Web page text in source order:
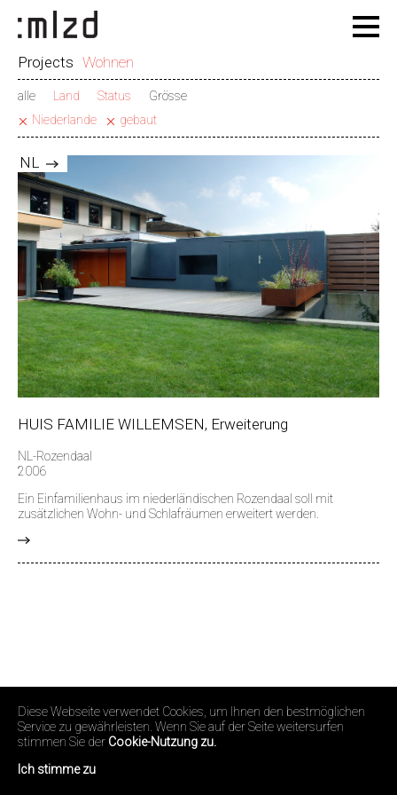
Projects Wohnen
alle Land Status
Grösse
Niederlande
gebaut
NL
HUIS FAMILIE WILLEMSEN, Erweiterung
NL-Rozendaal
2006
Ein Einfamilienhaus im niederländischen Rozendaal soll mit
zusätzlichen Wohn- und Schlafräumen erweitert werden.
Diese Webseite verwendet Cookies, um Ihnen den bestmöglichen
Service zu gewährleisten. Wenn Sie auf der Seite weitersurfen
stimmen Sie der Cookie-Nutzung zu.
Ich stimme zu